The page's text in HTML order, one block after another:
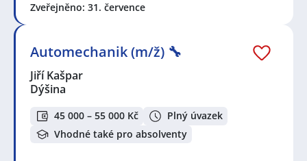
Zveřejněno: 31. července
Automechanik (m/ž) 🔧
Jiří Kašpar
Dýšina
45 000 – 55 000 Kč
Plný úvazek
Vhodné také pro absolventy